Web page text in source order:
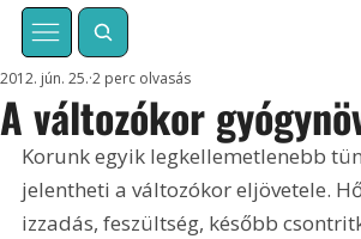
A változókor
2012. jún. 25. 2 perc olvasás
Korunk egyik legkellemetlenebb
jelentheti a változókor eljövetele.
izzadás, feszültség, később